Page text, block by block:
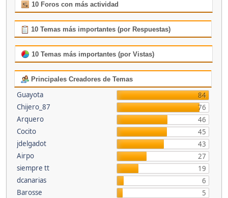
10 Foros con más actividad
10 Temas más importantes (por Respuestas)
10 Temas más importantes (por Vistas)
Principales Creadores de Temas
Guayota
84
Chijero_87
76
Arquero
46
Cocito
45
jdelgadot
43
Airpo
27
siempre tt
19
dcanarias
6
Barosse
5